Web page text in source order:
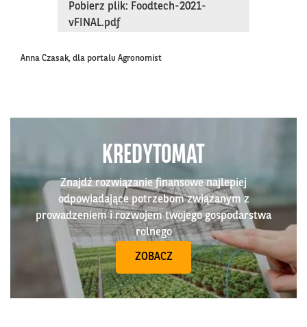
Pobierz plik: Foodtech-2021-
vFINAL.pdf
Anna Czasak, dla portalu Agronomist
KREDYTOMAT
Znajdź rozwiązanie finansowe najlepiej
odpowiadające potrzebom związanym z
prowadzeniem i rozwojem twojego gospodarstwa
rolnego
ZOBACZ